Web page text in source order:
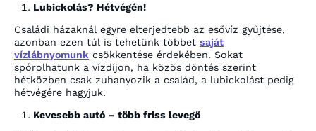
Lubickolás? Hétvégén!
Családi házaknál egyre elterjedtebb az esővíz gyűjtése,
azonban ezen túl is tehetünk többet saját
vízlábnyomunk csökkentése érdekében. Sokat
spórolhatunk a vízdíjon, ha közös döntés szerint
hétközben csak zuhanyozik a család, a lubickolást pedig
hétvégére hagyjuk.
Kevesebb autó – több friss levegő